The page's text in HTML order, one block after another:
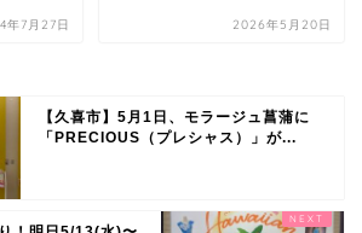
年7月27日 2026年5月20日
【久喜市】5月1日、モラージュ菖蒲に
「PRECIOUS（プレシャス）」が...